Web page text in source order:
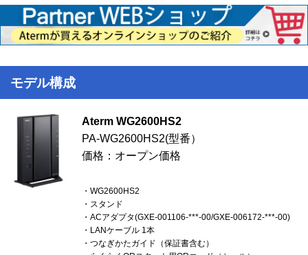
モデル構成
Aterm WG2600HS2
PA-WG2600HS2(型番）
価格：オープン価格
・WG2600HS2
・スタンド
・ACアダプタ(GXE-001106-***-00/GXE-006172-***-00)
・LANケーブル 1本
・つなぎかたガイド（保証書含む）